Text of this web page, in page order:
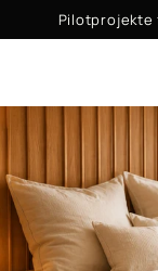
ZUM INHALT
SPRINGEN
Pilotprojekte